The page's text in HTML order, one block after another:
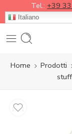
Tel.: +39
Italiano
Home Prodotti